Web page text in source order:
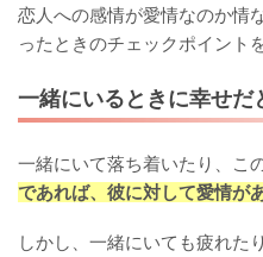
恋人への感情が愛情なのか情
ったときのチェックポイント
一緒にいるときに幸せだ
一緒にいて落ち着いたり、こ
であれば、彼に対して愛情が
しかし、一緒にいても疲れた